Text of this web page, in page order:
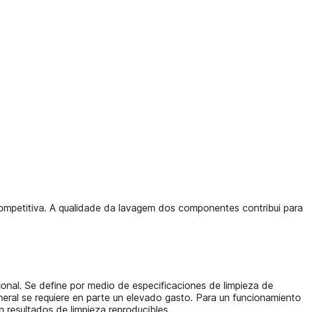
A qualidade da lavagem dos componentes contribui para
Se define por medio de especificaciones de limpieza de
se requiere en parte un elevado gasto. Para un funcionamiento
de limpieza reproducibles.